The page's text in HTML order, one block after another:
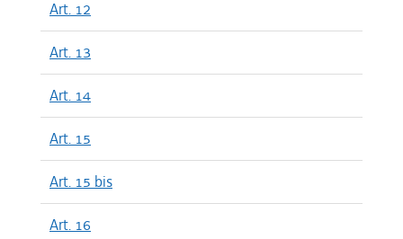
Art. 12
Art. 13
Art. 14
Art. 15
Art. 15 bis
Art. 16